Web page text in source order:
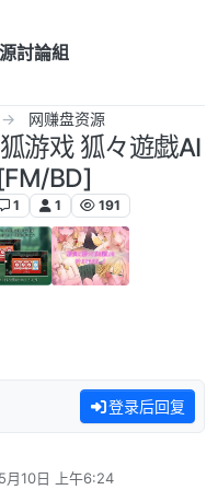
討論組
网赚盘资源
游戏 狐々遊戯AI
BD]
1 1 191
登录后回复
月10日 上午6:24